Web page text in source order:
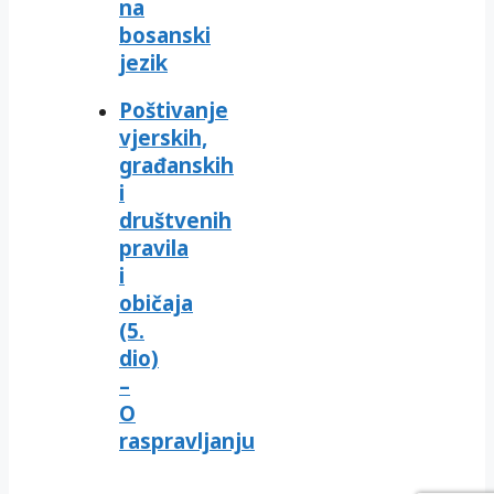
na
bosanski
jezik
Poštivanje
vjerskih,
građanskih
i
društvenih
pravila
i
običaja
(5.
dio)
–
O
raspravljanju